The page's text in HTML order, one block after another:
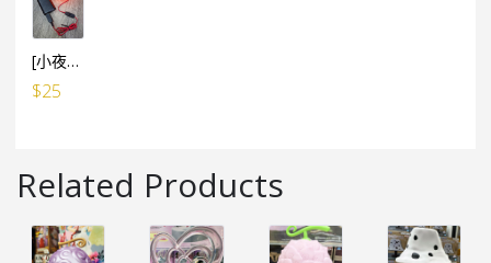
[小夜燈專用] USB小電池 線1米長 (有開關制)
$25
Related Products